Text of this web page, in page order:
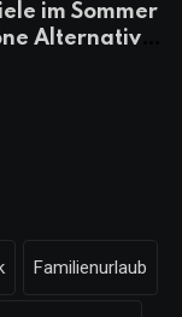
im Sommer
Alternativen
Familienurlaub